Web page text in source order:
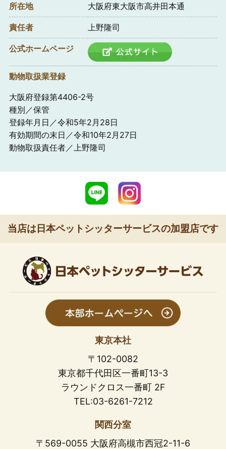
所在地 大阪府東大阪市高井田本通
責任者 上野隆司
公式ホームページ
動物取扱業登録
大阪府登録第4406-2号
種別／保管
登録年月日／令和5年2月28日
有効期間の末日／令和10年2月27日
動物取扱責任者／上野隆司
当店は日本ペットシッターサービスの加盟店です
東京本社
〒102-0082
東京都千代田区一番町13-3
ラウンドクロス一番町 2F
TEL:03-6261-7212
関西分室
〒569-0055 大阪府高槻市西冠2-11-6